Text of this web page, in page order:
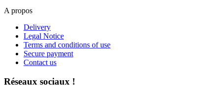
A propos
Delivery
Legal Notice
Terms and conditions of use
Secure payment
Contact us
Réseaux sociaux !